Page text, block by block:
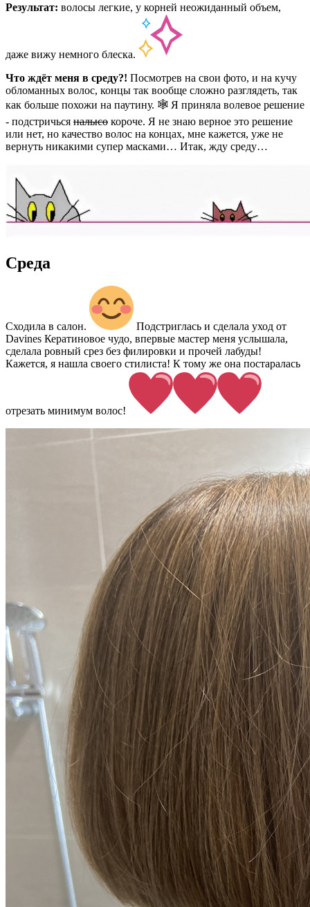
Результат: волосы легкие, у корней неожиданный объем,
даже вижу немного блеска.
Что ждёт меня в среду?! Посмотрев на свои фото, и на кучу
обломанных волос, концы так вообще сложно разглядеть, так
как больше похожи на паутину. 🕸️ Я приняла волевое решение
- подстричься налысо короче. Я не знаю верное это решение
или нет, но качество волос на концах, мне кажется, уже не
вернуть никакими супер масками… Итак, жду среду…
Среда
Сходила в салон.
Подстриглась и сделала уход от
Davines Кератиновое чудо, впервые мастер меня услышала,
сделала ровный срез без филировки и прочей лабуды!
Кажется, я нашла своего стилиста! К тому же она постаралась
отрезать минимум волос!